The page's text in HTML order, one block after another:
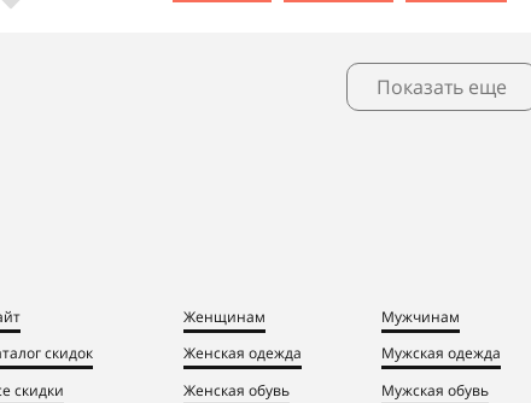
Показать еще
скидок
скидки
Женщинам
Женская одежда
Женская обувь
Мужчинам
Мужская одежда
Мужская обувь